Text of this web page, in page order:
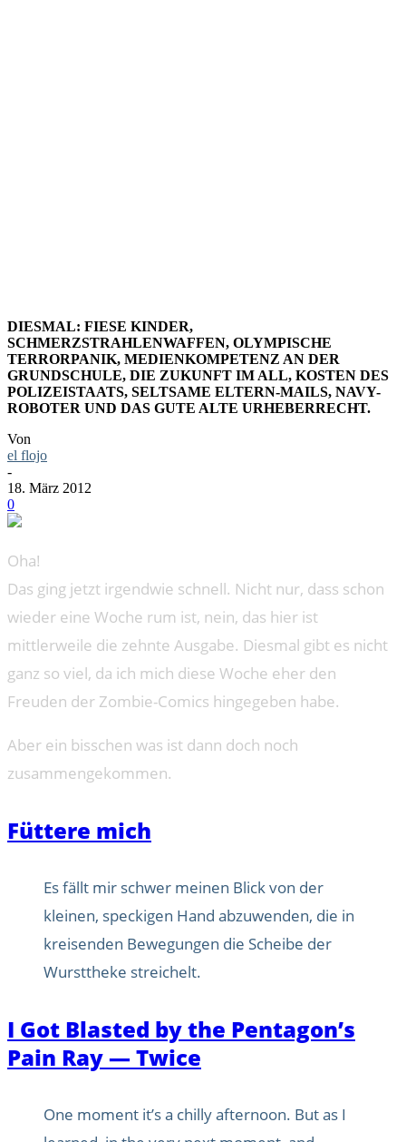
DIESMAL: FIESE KINDER,
SCHMERZSTRAHLENWAFFEN, OLYMPISCHE
TERRORPANIK, MEDIENKOMPETENZ AN DER
GRUNDSCHULE, DIE ZUKUNFT IM ALL, KOSTEN DES
POLIZEISTAATS, SELTSAME ELTERN-MAILS, NAVY-
ROBOTER UND DAS GUTE ALTE URHEBERRECHT.
Von
el flojo
-
18. März 2012
0
Oha!
Das ging jetzt irgendwie schnell. Nicht nur, dass schon
wieder eine Woche rum ist, nein, das hier ist
mittlerweile die zehnte Ausgabe. Diesmal gibt es nicht
ganz so viel, da ich mich diese Woche eher den
Freuden der Zombie-Comics hingegeben habe.
Aber ein bisschen was ist dann doch noch
zusammengekommen.
Füttere mich
Es fällt mir schwer meinen Blick von der
kleinen, speckigen Hand abzuwenden, die in
kreisenden Bewegungen die Scheibe der
Wursttheke streichelt.
I Got Blasted by the Pentagon’s
Pain Ray — Twice
One moment it’s a chilly afternoon. But as I